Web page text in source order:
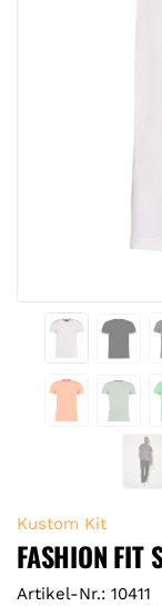
Kustom Kit
FASHION FIT
Artikel-Nr.: 10411